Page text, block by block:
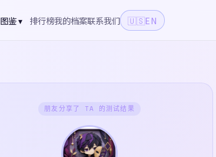
图鉴 ▾ 排行榜我的档案联系我们 🇺🇸EN
朋友分享了 TA 的测试结果